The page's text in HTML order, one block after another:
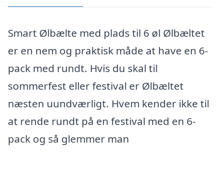
Smart Ølbælte med plads til 6 øl Ølbæltet
er en nem og praktisk måde at have en 6-
pack med rundt. Hvis du skal til
sommerfest eller festival er Ølbæltet
næsten uundværligt. Hvem kender ikke til
at rende rundt på en festival med en 6-
pack og så glemmer man